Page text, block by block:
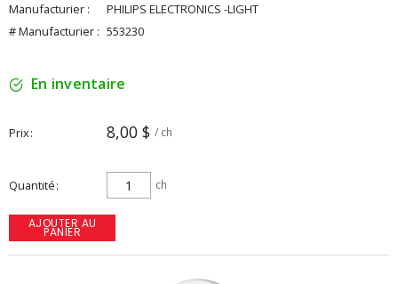
Manufacturier :
PHILIPS ELECTRONICS -LIGHT
# Manufacturier : 553230
En inventaire
Prix 8,00 $ / ch
Quantité ch
AJOUTER AU
PANIER